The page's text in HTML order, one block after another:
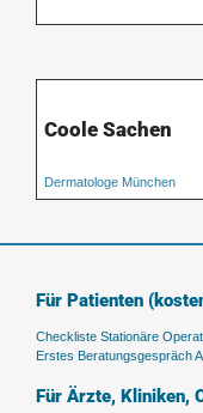
Coole Sachen
Dermatologe München
Für Patienten
Checkliste Stationäre
Erstes Beratungsgespräch
Für Ärzte, Kliniken,